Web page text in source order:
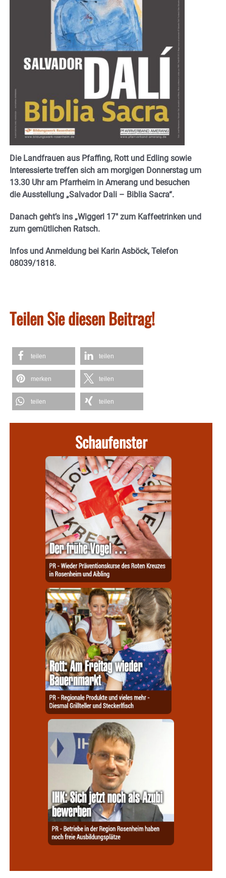
Die Landfrauen aus Pfaffing, Rott und Edling sowie
Interessierte treffen sich am morgigen Donnerstag um
13.30 Uhr am Pfarrheim in Amerang und besuchen
die Ausstellung „Salvador Dali – Biblia Sacra“.
Danach geht’s ins „Wiggerl 17″ zum Kaffeetrinken und
zum gemütlichen Ratsch.
Infos und Anmeldung bei Karin Asböck, Telefon
08039/1818.
Teilen Sie diesen Beitrag!
teilen teilen
merken teilen
teilen teilen
Schaufenster